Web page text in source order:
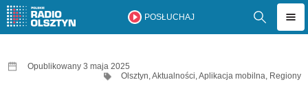
POSŁUCHAJ
Opublikowany 3 maja 2025
Olsztyn,Aktualności,Aplikacja mobilna, Regiony